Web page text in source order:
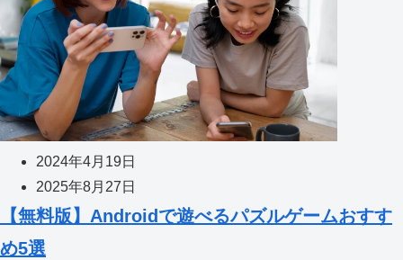
2024年4月19日
2025年8月27日
【無料版】Androidで遊べるパズルゲームおすす
め5選